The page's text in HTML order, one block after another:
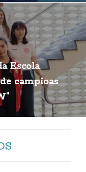
Escola
campioas